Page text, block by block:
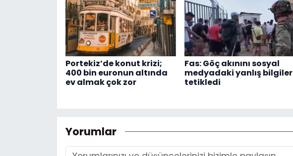
Portekiz’de konut krizi;
400 bin euronun altında
ev almak çok zor
Fas: Göç akınını sosyal
medyadaki yanlış bilgiler
tetikledi
Yorumlar